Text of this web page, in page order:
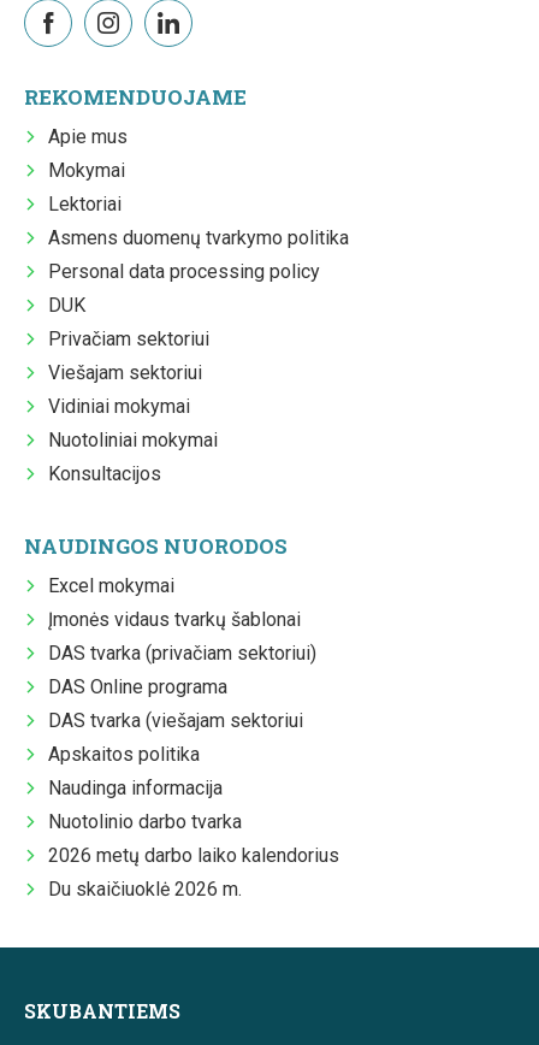
REKOMENDUOJAME
Apie mus
Mokymai
Lektoriai
Asmens duomenų tvarkymo politika
Personal data processing policy
DUK
Privačiam sektoriui
Viešajam sektoriui
Vidiniai mokymai
Nuotoliniai mokymai
Konsultacijos
NAUDINGOS NUORODOS
Excel mokymai
Įmonės vidaus tvarkų šablonai
DAS tvarka (privačiam sektoriui)
DAS Online programa
DAS tvarka (viešajam sektoriui
Apskaitos politika
Naudinga informacija
Nuotolinio darbo tvarka
2026 metų darbo laiko kalendorius
Du skaičiuoklė 2026 m.
SKUBANTIEMS